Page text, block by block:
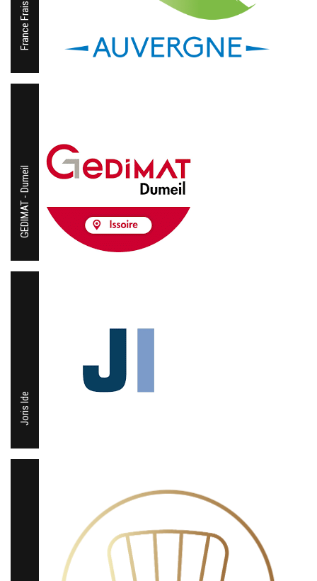
France Frais
GEDIMAT - Dumeil
Joris Ide